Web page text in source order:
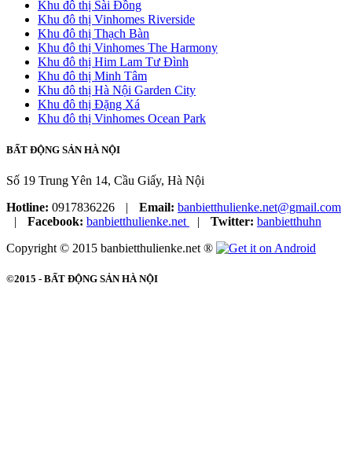
Khu đô thị Sài Đồng
Khu đô thị Vinhomes Riverside
Khu đô thị Thạch Bàn
Khu đô thị Vinhomes The Harmony
Khu đô thị Him Lam Tư Đình
Khu đô thị Minh Tâm
Khu đô thị Hà Nội Garden City
Khu đô thị Đặng Xá
Khu đô thị Vinhomes Ocean Park
BẤT ĐỘNG SẢN HÀ NỘI
Số 19 Trung Yên 14, Cầu Giấy, Hà Nội
Hotline: 0917836226 | Email: banbietthulienke.net@gmail.com
|
Facebook: banbietthulienke.net | Twitter: banbietthuhn
Copyright © 2015 banbietthulienke.net ®
©2015 - BẤT ĐỘNG SẢN HÀ NỘI